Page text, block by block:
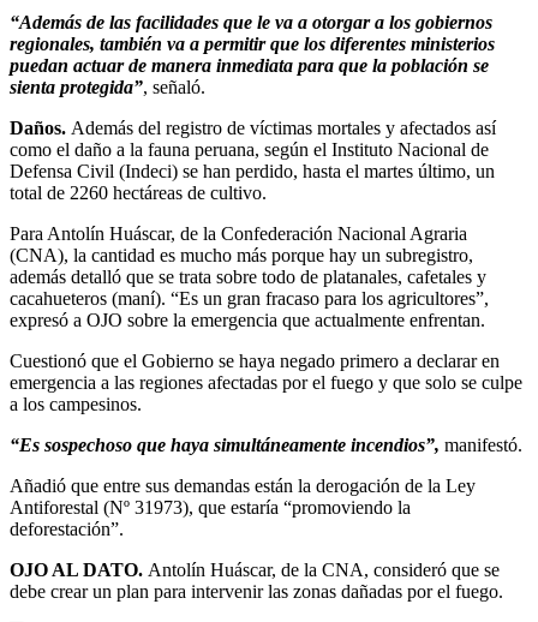
“Además de las facilidades que le va a otorgar a los gobiernos
regionales, también va a permitir que los diferentes ministerios
puedan actuar de manera inmediata para que la población se
sienta protegida”, señaló.
Daños. Además del registro de víctimas mortales y afectados así
como el daño a la fauna peruana, según el Instituto Nacional de
Defensa Civil (Indeci) se han perdido, hasta el martes último, un
total de 2260 hectáreas de cultivo.
Para Antolín Huáscar, de la Confederación Nacional Agraria
(CNA), la cantidad es mucho más porque hay un subregistro,
además detalló que se trata sobre todo de platanales, cafetales y
cacahueteros (maní). “Es un gran fracaso para los agricultores”,
expresó a OJO sobre la emergencia que actualmente enfrentan.
Cuestionó que el Gobierno se haya negado primero a declarar en
emergencia a las regiones afectadas por el fuego y que solo se culpe
a los campesinos.
“Es sospechoso que haya simultáneamente incendios”, manifestó.
Añadió que entre sus demandas están la derogación de la Ley
Antiforestal (Nº 31973), que estaría “promoviendo la
deforestación”.
OJO AL DATO. Antolín Huáscar, de la CNA, consideró que se
debe crear un plan para intervenir las zonas dañadas por el fuego.